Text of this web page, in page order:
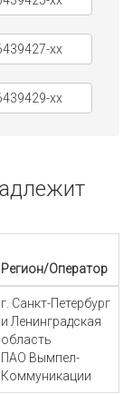
xx
xx
Регион/Оператор
г. Санкт-Петербург
и Ленинградская
область
ПАО Вымпел-
Коммуникации